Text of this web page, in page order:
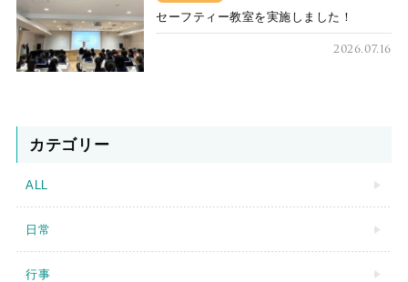
セーフティー教室を実施しました！
2026.07.16
カテゴリー
ALL
日常
行事